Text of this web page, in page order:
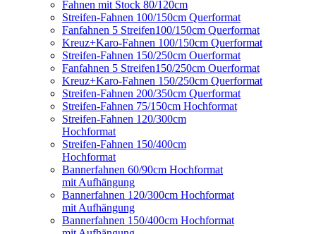
Fahnen mit Stock 80/120cm
Streifen-Fahnen 100/150cm Querformat
Fanfahnen 5 Streifen100/150cm Querformat
Kreuz+Karo-Fahnen 100/150cm Querformat
Streifen-Fahnen 150/250cm Ouerformat
Fanfahnen 5 Streifen150/250cm Ouerformat
Kreuz+Karo-Fahnen 150/250cm Querformat
Streifen-Fahnen 200/350cm Querformat
Streifen-Fahnen 75/150cm Hochformat
Streifen-Fahnen 120/300cm
Hochformat
Streifen-Fahnen 150/400cm
Hochformat
Bannerfahnen 60/90cm Hochformat
mit Aufhängung
Bannerfahnen 120/300cm Hochformat
mit Aufhängung
Bannerfahnen 150/400cm Hochformat